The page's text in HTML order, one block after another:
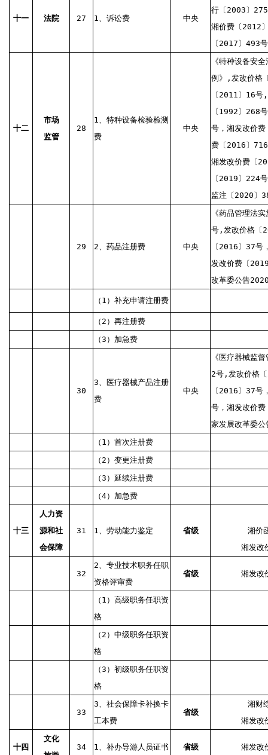
十一 法院 27 1、诉讼费 中央
行〔2003〕
湘价费〔2012
〔2017〕493号
十二
市场
监管
28
1、特种设备检验检测
费
中央
《特种设备安
例》,发改价格
〔2011〕16
〔1992〕268
号，湘发改价
费〔2016〕
湘发改价费〔
〔2019〕224
监注〔2020〕
29 2、药品注册费 中央
《药品管理法
号,发改价格〔
〔2016〕37号
发改价费〔
改革委公告
（1）补充申请注册费
（2）再注册费
（3）加急费
30
3、医疗器械产品注册
费
中央
《医疗器械监
2号,发改价格
〔2016〕37号
号，湘发改价
家发展改革委
（1）首次注册费
（2）变更注册费
（3）延续注册费
（4）加急费
十三
人力资
源和社
会保障
31 1、劳动能力鉴定 省级
湘价
湘发改
32
2、专业技术职务任职
资格评审费
省级 湘发改
（1）高级职务任职资
格
（2）中级职务任职资
格
（3）初级职务任职资
格
33
3、社会保障卡补换卡
工本费
省级
湘财
湘发改
十四
文化
34 1、补办导游人员证书 省级 湘发改